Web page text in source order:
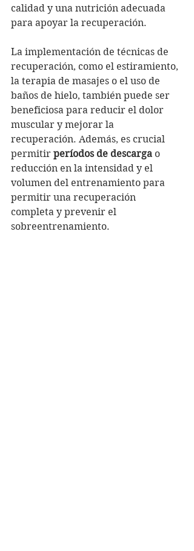
calidad y una nutrición adecuada
para apoyar la recuperación.
La implementación de técnicas de
recuperación, como el estiramiento,
la terapia de masajes o el uso de
baños de hielo, también puede ser
beneficiosa para reducir el dolor
muscular y mejorar la
recuperación. Además, es crucial
permitir períodos de descarga o
reducción en la intensidad y el
volumen del entrenamiento para
permitir una recuperación
completa y prevenir el
sobreentrenamiento.